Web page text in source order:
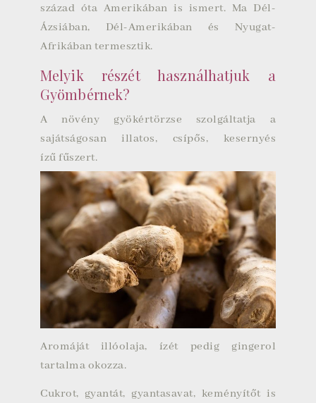
század óta Amerikában is ismert. Ma Dél-
Ázsiában, Dél-Amerikában és Nyugat-
Afrikában termesztik.
Melyik részét használhatjuk a
Gyömbérnek?
A növény gyökértörzse szolgáltatja a
sajátságosan illatos, csípős, kesernyés
ízű fűszert.
Aromáját illóolaja, ízét pedig gingerol
tartalma okozza.
Cukrot, gyantát, gyantasavat, keményítőt is